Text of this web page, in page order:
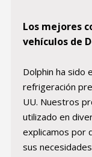
Los mejores
vehículos de
Dolphin ha sido
refrigeración
UU. Nuestros
utilizado en
explicamos por
sus
Currency
United